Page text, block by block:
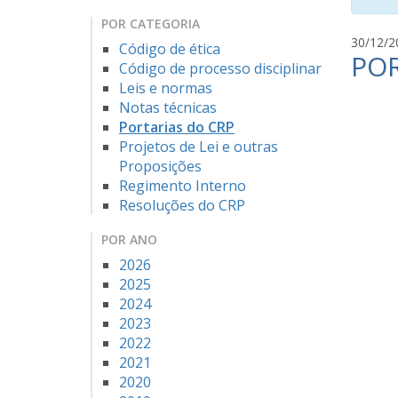
POR CATEGORIA
Código de ética
Código de processo disciplinar
Leis e normas
Notas técnicas
Portarias do CRP
Projetos de Lei e outras
Proposições
Regimento Interno
Resoluções do CRP
POR ANO
2026
2025
2024
2023
2022
2021
2020
30/12/